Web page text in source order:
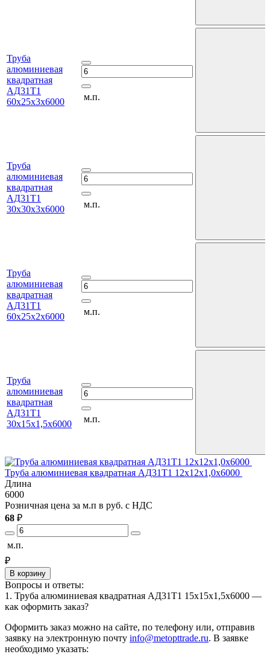
Труба
алюминиевая
квадратная
АД31Т1
60х25х3х6000
м.п.
Труба
алюминиевая
квадратная
АД31Т1
30х30х3х6000
м.п.
Труба
алюминиевая
квадратная
АД31Т1
60х25х2х6000
м.п.
Труба
алюминиевая
квадратная
АД31Т1
30х15х1,5х6000
м.п.
Труба алюминиевая квадратная АД31Т1 12х12х1,0х6000
Длина
6000
Розничная цена за м.п в руб. с НДС
68 ₽
м.п.
₽
В корзину
Вопросы и ответы:
1. Труба алюминиевая квадратная АД31Т1 15х15х1,5х6000 —
как оформить заказ?
Оформить заказ можно на сайте, по телефону или, отправив
заявку на электронную почту info@metopttrade.ru. В заявке
необходимо указать: